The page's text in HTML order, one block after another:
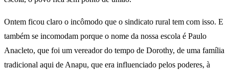
Ontem ficou claro o incômodo que o sindicato rural tem com isso. E
também se incomodam porque o nome da nossa escola é Paulo
Anacleto, que foi um vereador do tempo de Dorothy, de uma família
tradicional aqui de Anapu, que era influenciado pelos poderes, à